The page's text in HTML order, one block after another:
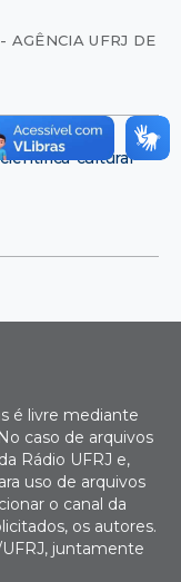
AGÊNCIA UFRJ DE
cultural
é livre mediante
caso de arquivos
Rádio UFRJ e,
uso de arquivos
o canal da
os autores.
juntamente